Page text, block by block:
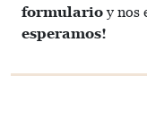
formularioy nos
esperamos!